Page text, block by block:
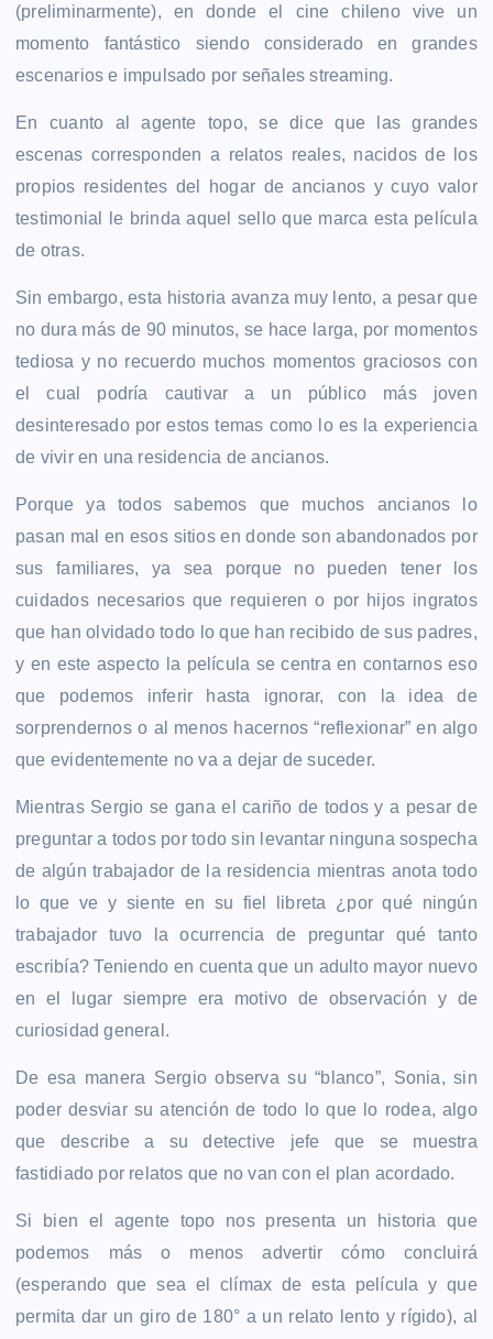
(preliminarmente), en donde el cine chileno vive un
momento fantástico siendo considerado en grandes
escenarios e impulsado por señales streaming.
En cuanto al agente topo, se dice que las grandes
escenas corresponden a relatos reales, nacidos de los
propios residentes del hogar de ancianos y cuyo valor
testimonial le brinda aquel sello que marca esta película
de otras.
Sin embargo, esta historia avanza muy lento, a pesar que
no dura más de 90 minutos, se hace larga, por momentos
tediosa y no recuerdo muchos momentos graciosos con
el cual podría cautivar a un público más joven
desinteresado por estos temas como lo es la experiencia
de vivir en una residencia de ancianos.
Porque ya todos sabemos que muchos ancianos lo
pasan mal en esos sitios en donde son abandonados por
sus familiares, ya sea porque no pueden tener los
cuidados necesarios que requieren o por hijos ingratos
que han olvidado todo lo que han recibido de sus padres,
y en este aspecto la película se centra en contarnos eso
que podemos inferir hasta ignorar, con la idea de
sorprendernos o al menos hacernos “reflexionar” en algo
que evidentemente no va a dejar de suceder.
Mientras Sergio se gana el cariño de todos y a pesar de
preguntar a todos por todo sin levantar ninguna sospecha
de algún trabajador de la residencia mientras anota todo
lo que ve y siente en su fiel libreta ¿por qué ningún
trabajador tuvo la ocurrencia de preguntar qué tanto
escribía? Teniendo en cuenta que un adulto mayor nuevo
en el lugar siempre era motivo de observación y de
curiosidad general.
De esa manera Sergio observa su “blanco”, Sonia, sin
poder desviar su atención de todo lo que lo rodea, algo
que describe a su detective jefe que se muestra
fastidiado por relatos que no van con el plan acordado.
Si bien el agente topo nos presenta un historia que
podemos más o menos advertir cómo concluirá
(esperando que sea el clímax de esta película y que
permita dar un giro de 180° a un relato lento y rígido), al